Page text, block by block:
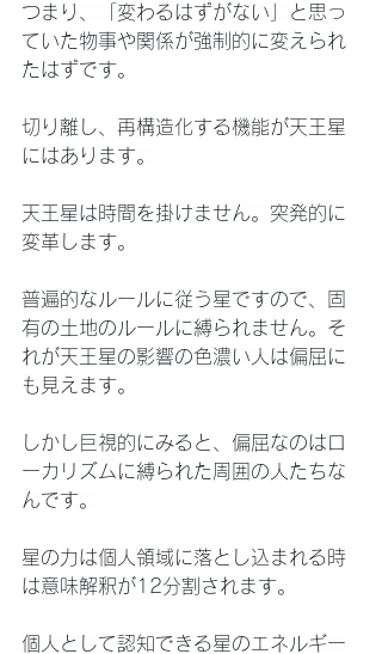
つまり、「変わるはずがない」と思っ
ていた物事や関係が強制的に変えられ
たはずです。
切り離し、再構造化する機能が天王星
にはあります。
天王星は時間を掛けません。突発的に
変革します。
普遍的なルールに従う星ですので、固
有の土地のルールに縛られません。そ
れが天王星の影響の色濃い人は偏屈に
も見えます。
しかし巨視的にみると、偏屈なのはロ
ーカリズムに縛られた周囲の人たちな
んです。
星の力は個人領域に落とし込まれる時
は意味解釈が12分割されます。
個人として認知できる星のエネルギー